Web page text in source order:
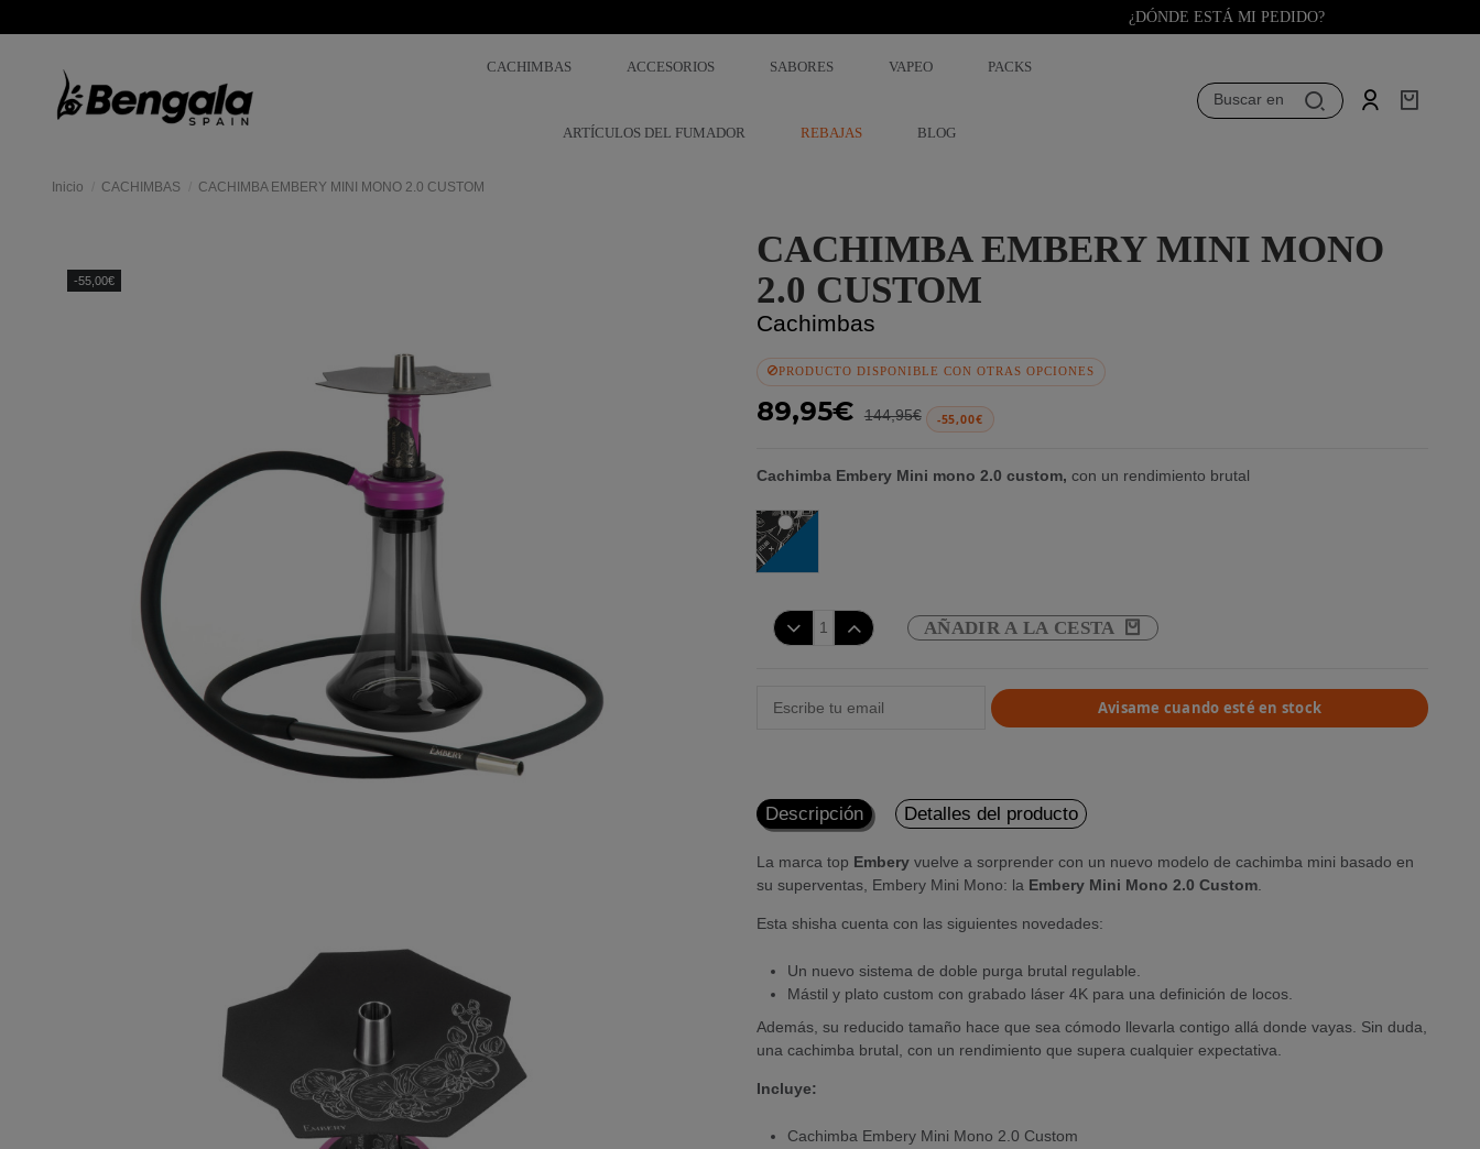
¿DÓNDE ESTÁ MI PEDIDO?
CACHIMBAS ACCESORIOS SABORES VAPEO PACKS
ARTÍCULOS DEL FUMADOR REBAJAS BLOG
Buscar en
Inicio CACHIMBAS CACHIMBA EMBERY MINI MONO 2.0 CUSTOM
-55,00€
CACHIMBA EMBERY MINI MONO
2.0 CUSTOM
Cachimbas
PRODUCTO DISPONIBLE CON OTRAS OPCIONES
89,95€ 144,95€ -55,00€
Cachimba Embery Mini mono 2.0 custom, con un rendimiento brutal
Cyber Future
AÑADIR A LA CESTA
Avisame cuando esté en stock
Descripción Detalles del producto
La marca top Embery vuelve a sorprender con un nuevo modelo de cachimba mini basado en
su superventas, Embery Mini Mono: la Embery Mini Mono 2.0 Custom
Esta shisha cuenta con las siguientes novedades:
Un nuevo sistema de doble purga brutal regulable.
Mástil y plato custom con grabado láser 4K para una definición de locos.
Además, su reducido tamaño hace que sea cómodo llevarla contigo allá donde vayas. Sin duda,
una cachimba brutal, con un rendimiento que supera cualquier expectativa.
Incluye:
Cachimba Embery Mini Mono 2.0 Custom